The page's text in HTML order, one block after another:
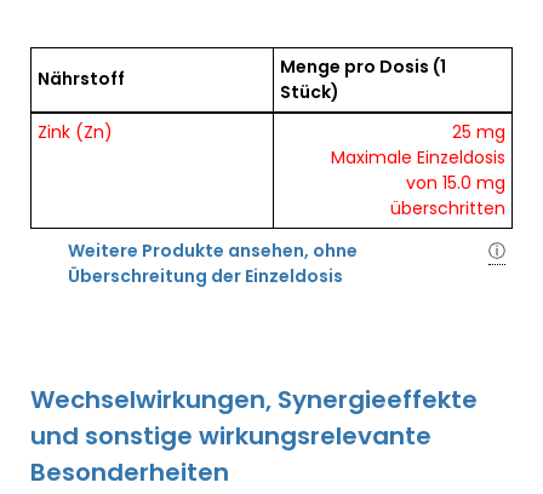
Übersicht der enthaltenen Nährstoffe pro Dosis
Nährstoff Menge pro Dosis (1
Stück)
Zink (Zn)
25 mg
Maximale Einzeldosis
von 15.0 mg
überschritten
Weitere Produkte ansehen, ohne
Überschreitung der Einzeldosis
ⓘ
Wechselwirkungen, Synergieeffekte
und sonstige wirkungsrelevante
Besonderheiten